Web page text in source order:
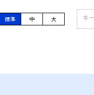
標準 中 大